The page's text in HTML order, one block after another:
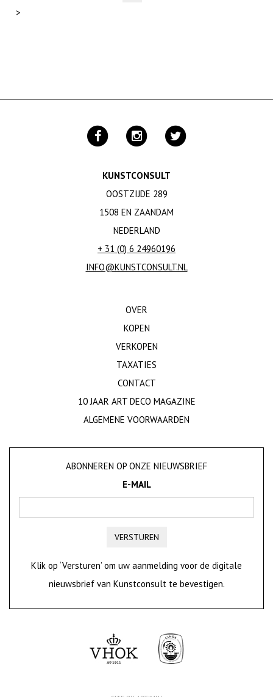
>
KUNSTCONSULT
OOSTZIJDE 289
1508 EN ZAANDAM
NEDERLAND
+ 31 (0) 6 24960196
INFO@KUNSTCONSULT.NL
OVER
KOPEN
VERKOPEN
TAXATIES
CONTACT
10 JAAR ART DECO MAGAZINE
ALGEMENE VOORWAARDEN
ABONNEREN OP ONZE NIEUWSBRIEF
E-MAIL
VERSTUREN
Klik op ‘Versturen’ om uw aanmelding voor de digitale
nieuwsbrief van Kunstconsult te bevestigen.